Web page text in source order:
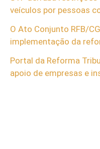
veículos por pessoas
O Ato Conjunto RFB/
implementação da
Portal da Reforma
apoio de empresas e